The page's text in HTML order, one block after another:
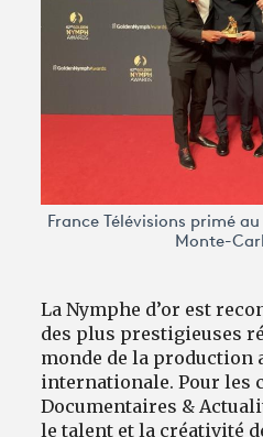
France Télévisions primé
Monte-
La Nymphe d’or est
des plus prestigieuses
monde de la production
internationale. Pour les
Documentaires &
le talent et la créativité